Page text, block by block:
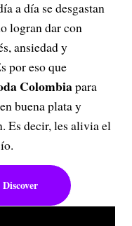
a día se desgastan
logran dar con
ansiedad y
por eso que
Colombiapara
buena plata y
Es decir, les alivia el
Discover